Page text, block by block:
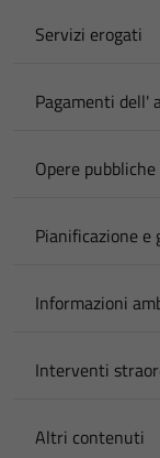
Servizi erogati
Pagamenti dell'
Opere pubbliche
Pianificazione
Informazioni
Interventi
Altri contenuti